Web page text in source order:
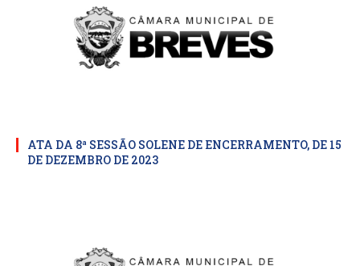
ATA DA 8ª SESSÃO SOLENE DE ENCERRAMENTO, DE 15
DE DEZEMBRO DE 2023